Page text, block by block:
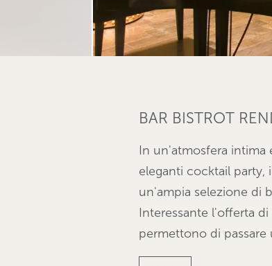
BAR BISTROT
In un'atmosfera
eleganti cocktail party,
un'ampia selezione di
Interessante l'offerta
permettono di